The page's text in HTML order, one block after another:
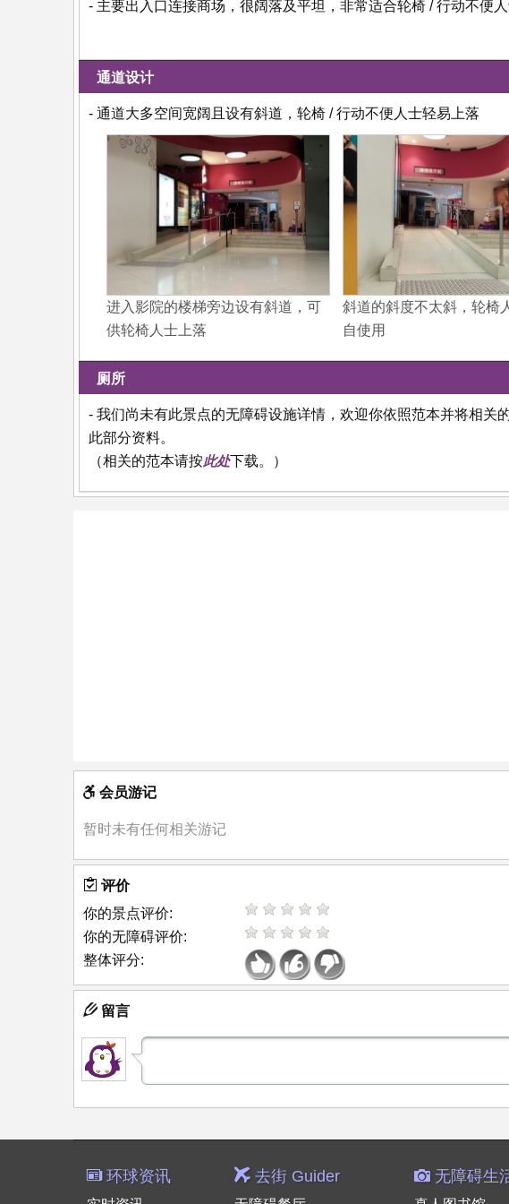
- 主要出入口连接商场，很阔落及平坦，非常适合轮椅 / 行动不便
通道设计
- 通道大多空间宽阔且设有斜道，轮椅 / 行动不便人士轻易上落
进入影院的楼梯旁边设有斜道，可
供轮椅人士上落
斜道的斜度不太斜，轮椅
自使用
厕所
- 我们尚未有此景点的无障碍设施详情，欢迎你依照范本并将相关
此部分资料。
（相关的范本请按此处下载。）
会员游记
暂时未有任何相关游记
评价
你的景点评价:
你的无障碍评价:
整体评分:
留言
环球资讯 去街 Guider 无障碍生